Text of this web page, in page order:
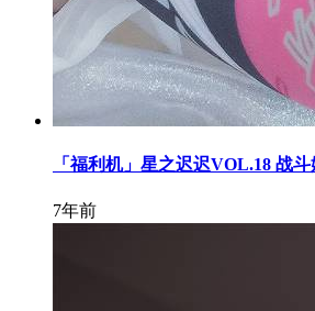
「福利机」星之迟迟VOL.18 战
7年前